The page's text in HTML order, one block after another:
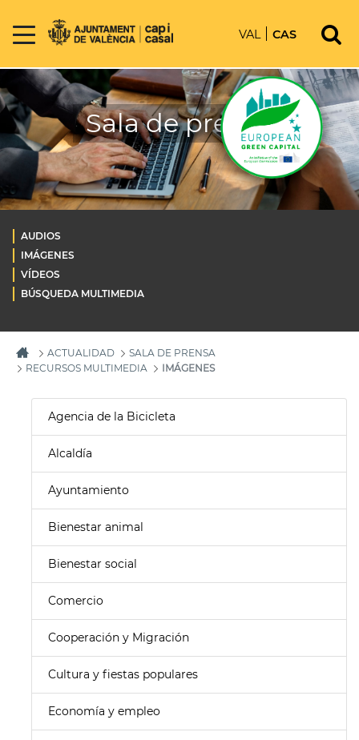
VAL CAS
Sala de prensa
AUDIOS
IMÁGENES
VÍDEOS
BÚSQUEDA MULTIMEDIA
ACTUALIDAD
SALA DE PRENSA
RECURSOS MULTIMEDIA
IMÁGENES
Agencia de la Bicicleta
Alcaldía
Ayuntamiento
Bienestar animal
Bienestar social
Comercio
Cooperación y Migración
Cultura y fiestas populares
Economía y empleo